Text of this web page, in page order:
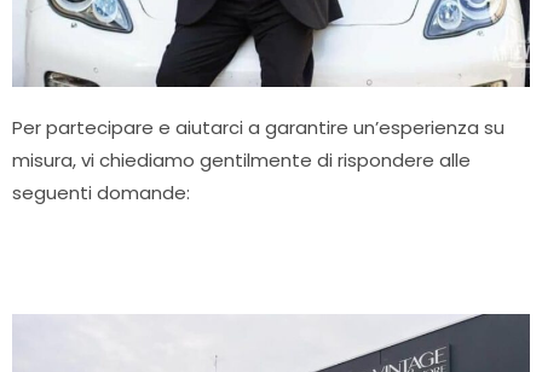
Per partecipare e aiutarci a garantire un’esperienza su
misura, vi chiediamo gentilmente di rispondere alle
seguenti domande: